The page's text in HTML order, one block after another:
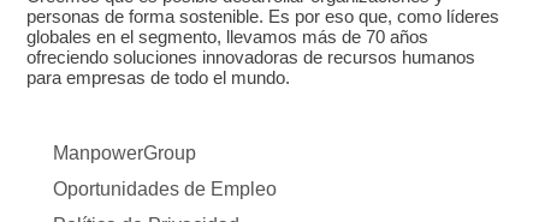
personas de forma sostenible. Es por eso que, como líderes
globales en el segmento, llevamos más de 70 años
ofreciendo soluciones innovadoras de recursos humanos
para empresas de todo el mundo.
ManpowerGroup
Oportunidades de Empleo